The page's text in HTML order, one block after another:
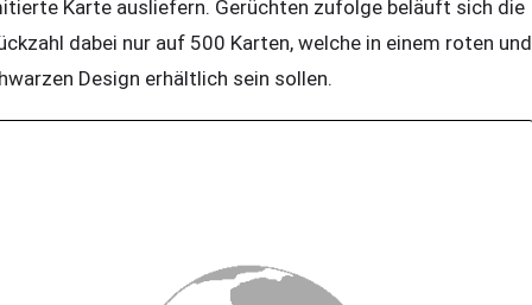
Karte ausliefern. Gerüchten zufolge beläuft sich die
dabei nur auf 500 Karten, welche in einem roten und
Design erhältlich sein sollen.